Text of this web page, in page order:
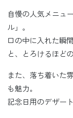
自慢の人気メニュ
ル」。
口の中に入れた瞬
と、とろけるほど
また、落ち着いた
も魅力。
記念日用のデザー